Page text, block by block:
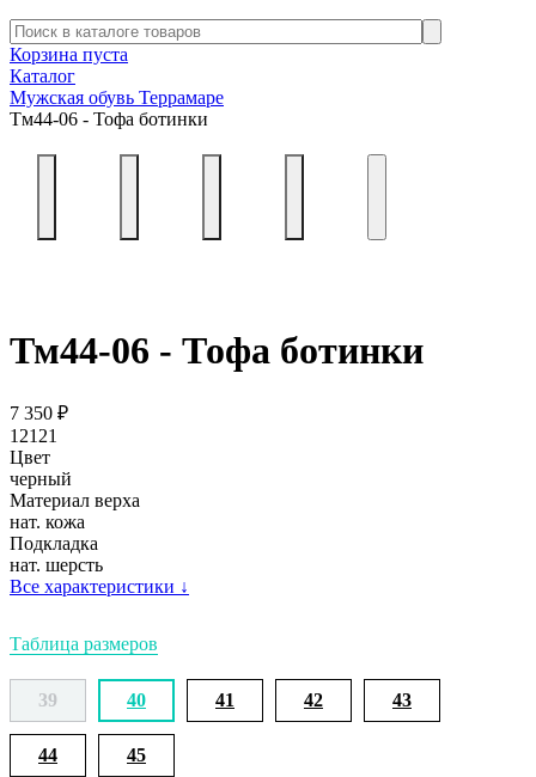
Корзина пуста
Каталог
Мужская обувь Террамаре
Тм44-06 - Тофа ботинки
Тм44-06 - Тофа ботинки
7 350 ₽
12121
Цвет
черный
Материал верха
нат. кожа
Подкладка
нат. шерсть
Все характеристики ↓
Таблица размеров
39 40 41 42 43
44 45